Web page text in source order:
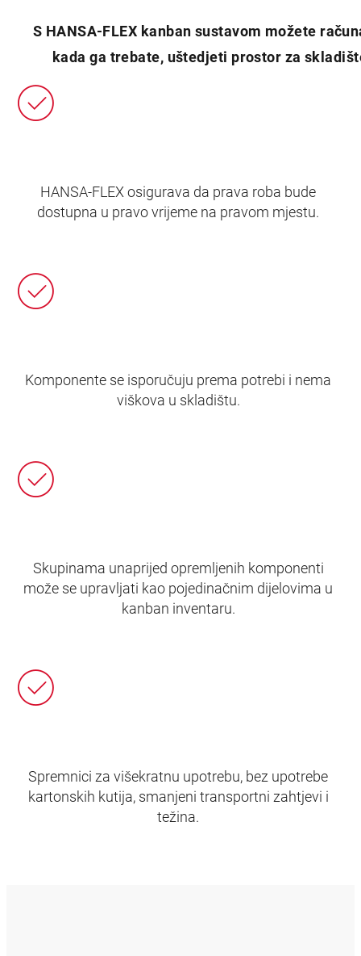
S HANSA‑FLEX kanban sustavom možete
kada ga trebate, uštedjeti prostor za
HANSA‑FLEX osigurava da prava roba bude
dostupna u pravo vrijeme na pravom mjestu.
Komponente se isporučuju prema potrebi i nema
viškova u skladištu.
Skupinama unaprijed opremljenih komponenti
može se upravljati kao pojedinačnim dijelovima u
kanban inventaru.
Spremnici za višekratnu upotrebu, bez upotrebe
kartonskih kutija, smanjeni transportni zahtjevi i
težina.